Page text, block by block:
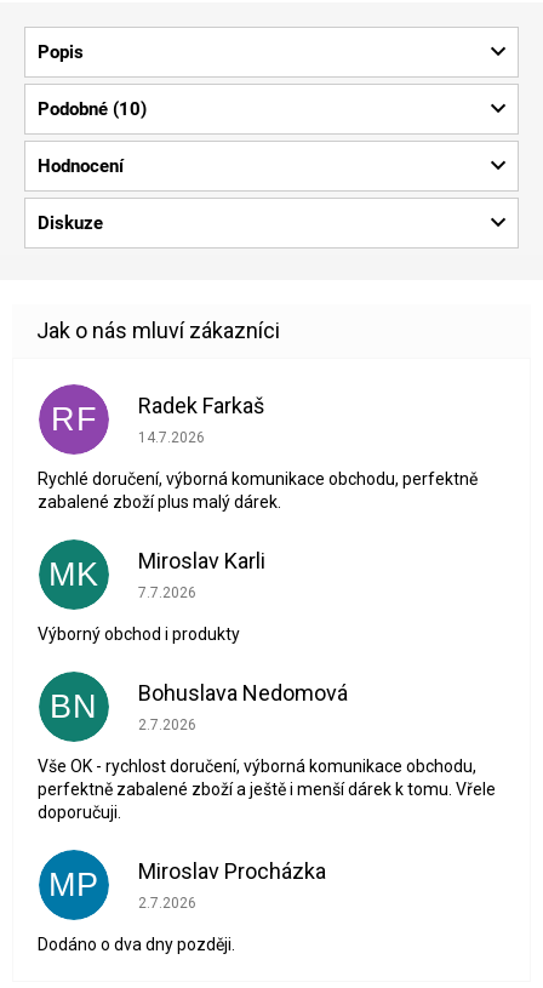
Popis
Podobné (10)
Hodnocení
Diskuze
RF Radek Farkaš
Hodnocení obchodu je 5 z 5 hvězdiček.
14.7.2026
Rychlé doručení, výborná komunikace obchodu, perfektně
zabalené zboží plus malý dárek.
MK Miroslav Karli
Hodnocení obchodu je 5 z 5 hvězdiček.
7.7.2026
Výborný obchod i produkty
BN Bohuslava Nedomová
Hodnocení obchodu je 5 z 5 hvězdiček.
2.7.2026
Vše OK - rychlost doručení, výborná komunikace obchodu,
perfektně zabalené zboží a ještě i menší dárek k tomu. Vřele
doporučuji.
MP Miroslav Procházka
Hodnocení obchodu je 1 z 5 hvězdiček.
2.7.2026
Dodáno o dva dny později.